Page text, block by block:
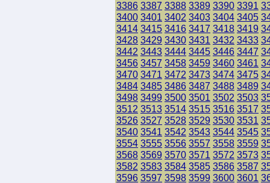
3386 3387 3388 3389 3390 3391
3400 3401 3402 3403 3404 3405
3414 3415 3416 3417 3418 3419
3428 3429 3430 3431 3432 3433
3442 3443 3444 3445 3446 3447
3456 3457 3458 3459 3460 3461
3470 3471 3472 3473 3474 3475
3484 3485 3486 3487 3488 3489
3498 3499 3500 3501 3502 3503
3512 3513 3514 3515 3516 3517
3526 3527 3528 3529 3530 3531
3540 3541 3542 3543 3544 3545
3554 3555 3556 3557 3558 3559
3568 3569 3570 3571 3572 3573
3582 3583 3584 3585 3586 3587
3596 3597 3598 3599 3600 3601